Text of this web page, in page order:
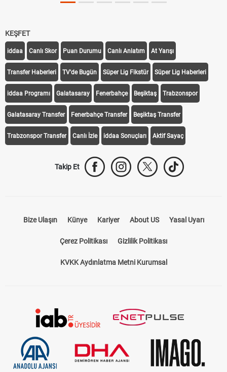
KEŞFET
iddaa Canlı Skor Puan Durumu Canlı Anlatım At Yarışı
Transfer Haberleri TV'de Bugün Süper Lig Fikstür Süper Lig Haberleri
iddaa Programı Galatasaray Fenerbahçe Beşiktaş Trabzonspor
Galatasaray Transfer Fenerbahçe Transfer Beşiktaş Transfer
Trabzonspor Transfer Canlı İzle iddaa Sonuçları Aktif Sayaç
Takip Et
Bize Ulaşın Künye Kariyer About US Yasal Uyarı
Çerez Politikası Gizlilik Politikası
KVKK Aydınlatma Metni Kurumsal